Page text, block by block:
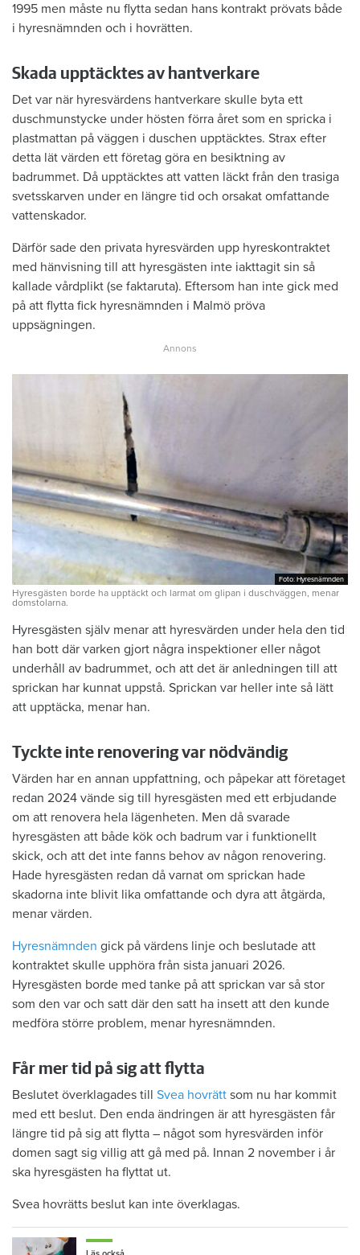
1995 men måste nu flytta sedan hans kontrakt prövats både
i hyresnämnden och i hovrätten.
Skada upptäcktes av hantverkare
Det var när hyresvärdens hantverkare skulle byta ett
duschmunstycke under hösten förra året som en spricka i
plastmattan på väggen i duschen upptäcktes. Strax efter
detta lät värden ett företag göra en besiktning av
badrummet. Då upptäcktes att vatten läckt från den trasiga
svetsskarven under en längre tid och orsakat omfattande
vattenskador.
Därför sade den privata hyresvärden upp hyreskontraktet
med hänvisning till att hyresgästen inte iakttagit sin så
kallade vårdplikt (se faktaruta). Eftersom han inte gick med
på att flytta fick hyresnämnden i Malmö pröva
uppsägningen.
Foto: Hyresnämnden
Foto: Hyresnämnden
Hyresgästen borde ha upptäckt och larmat om glipan i duschväggen, menar
domstolarna.
Hyresgästen själv menar att hyresvärden under hela den tid
han bott där varken gjort några inspektioner eller något
underhåll av badrummet, och att det är anledningen till att
sprickan har kunnat uppstå. Sprickan var heller inte så lätt
att upptäcka, menar han.
Tyckte inte renovering var nödvändig
Värden har en annan uppfattning, och påpekar att företaget
redan 2024 vände sig till hyresgästen med ett erbjudande
om att renovera hela lägenheten. Men då svarade
hyresgästen att både kök och badrum var i funktionellt
skick, och att det inte fanns behov av någon renovering.
Hade hyresgästen redan då varnat om sprickan hade
skadorna inte blivit lika omfattande och dyra att åtgärda,
menar värden.
Hyresnämnden gick på värdens linje och beslutade att
kontraktet skulle upphöra från sista januari 2026.
Hyresgästen borde med tanke på att sprickan var så stor
som den var och satt där den satt ha insett att den kunde
medföra större problem, menar hyresnämnden.
Får mer tid på sig att flytta
Beslutet överklagades till Svea hovrätt som nu har kommit
med ett beslut. Den enda ändringen är att hyresgästen får
längre tid på sig att flytta – något som hyresvärden inför
domen sagt sig villig att gå med på. Innan 2 november i år
ska hyresgästen ha flyttat ut.
Svea hovrätts beslut kan inte överklagas.